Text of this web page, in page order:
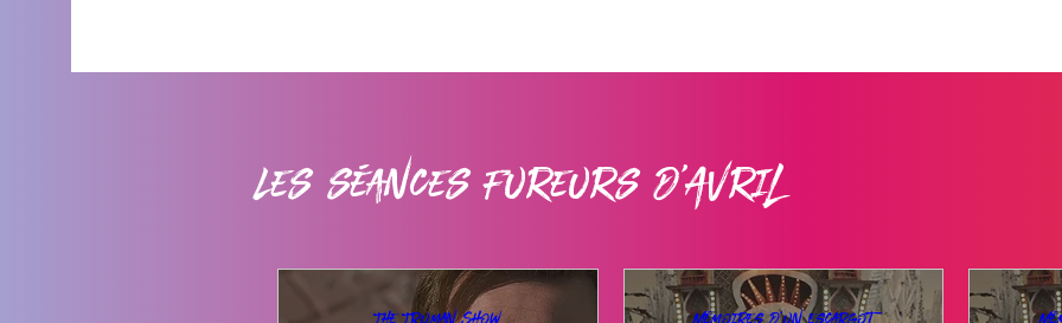
Les séances Fureurs d'Avril